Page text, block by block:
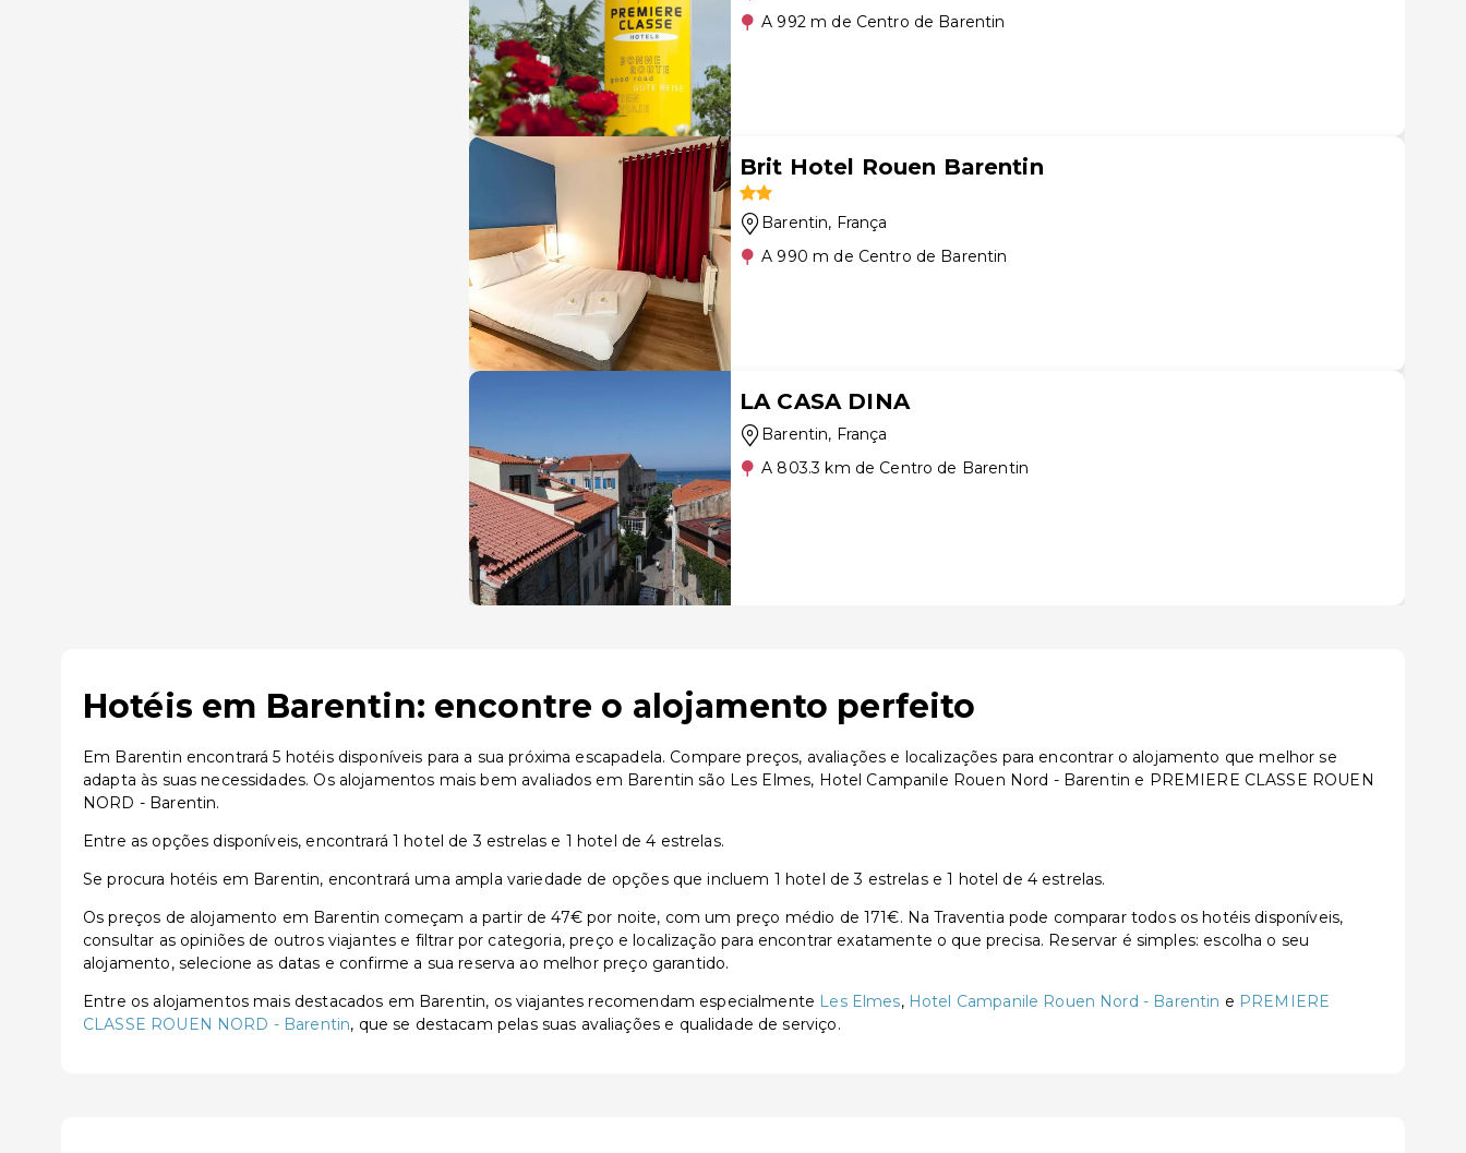
A 992 m de Centro de Barentin
Brit Hotel Rouen Barentin
Barentin, França
A 990 m de Centro de Barentin
LA CASA DINA
Barentin, França
A 803.3 km de Centro de Barentin
Hotéis em Barentin: encontre o alojamento perfeito
Em Barentin encontrará 5 hotéis disponíveis para a sua próxima escapadela. Compare preços, avaliações e localizações para encontrar o alojamento que melhor se
adapta às suas necessidades. Os alojamentos mais bem avaliados em Barentin são Les Elmes, Hotel Campanile Rouen Nord - Barentin e PREMIERE CLASSE ROUEN
NORD - Barentin.
Entre as opções disponíveis, encontrará 1 hotel de 3 estrelas e 1 hotel de 4 estrelas.
Se procura hotéis em Barentin, encontrará uma ampla variedade de opções que incluem 1 hotel de 3 estrelas e 1 hotel de 4 estrelas.
Os preços de alojamento em Barentin começam a partir de 47€ por noite, com um preço médio de 171€. Na Traventia pode comparar todos os hotéis disponíveis,
consultar as opiniões de outros viajantes e filtrar por categoria, preço e localização para encontrar exatamente o que precisa. Reservar é simples: escolha o seu
alojamento, selecione as datas e confirme a sua reserva ao melhor preço garantido.
Entre os alojamentos mais destacados em Barentin, os viajantes recomendam especialmente Les Elmes, Hotel Campanile Rouen Nord - Barentin e PREMIERE
CLASSE ROUEN NORD - Barentin, que se destacam pelas suas avaliações e qualidade de serviço.